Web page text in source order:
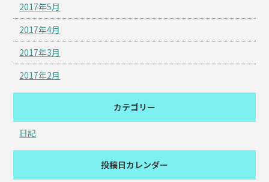
2017年5月
2017年4月
2017年3月
2017年2月
カテゴリー
日記
投稿日カレンダー